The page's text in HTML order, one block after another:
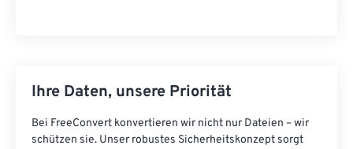
Ihre Daten, unsere Priorität
Bei FreeConvert konvertieren wir nicht nur Dateien – wir
schützen sie. Unser robustes Sicherheitskonzept sorgt